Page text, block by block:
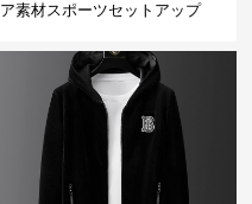
ア素材スポーツセットアップ